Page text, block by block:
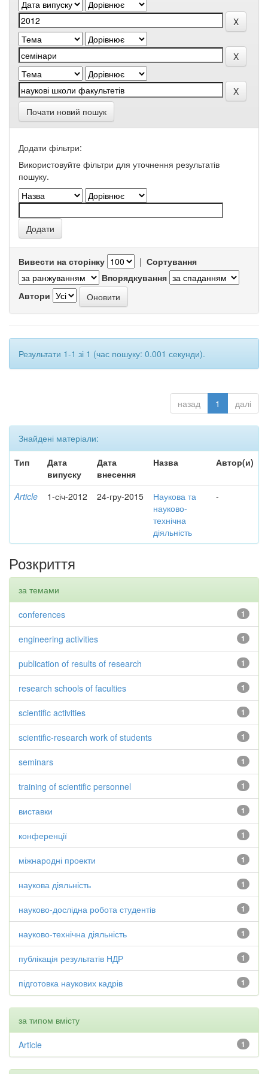
Почати новий пошук
Додати фільтри:
Використовуйте фільтри для уточнення результатів
пошуку.
Вивести на сторінку | Сортування
Впорядкування
Автори
Результати 1-1 зі 1 (час пошуку: 0.001 секунди).
назад 1 далі
Знайдені матеріали:
Тип
Дата
випуску
Дата
внесення
Назва Автор(и)
Article 1-січ-2012 24-гру-2015
Наукова та
науково-
технічна
діяльність
-
Розкриття
за темами
1
conferences
1
engineering activities
1
publication of results of research
1
research schools of faculties
1
scientific activities
1
scientific-research work of students
1
seminars
1
training of scientific personnel
1
виставки
1
конференції
1
міжнародні проекти
1
наукова діяльність
1
науково-дослідна робота студентів
1
науково-технічна діяльність
1
публікація результатів НДР
1
підготовка наукових кадрів
за типом вмісту
1
Article